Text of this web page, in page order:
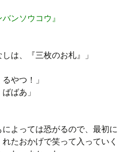
ンソウコウ』
は、『三枚のお札』」
やつ！」
ばあ」
によっては恐がるので、最初に
れたおかげで笑って入っていく